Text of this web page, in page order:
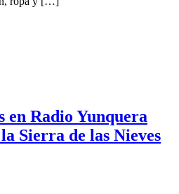
en Radio Yunquera
Sierra de las Nieves